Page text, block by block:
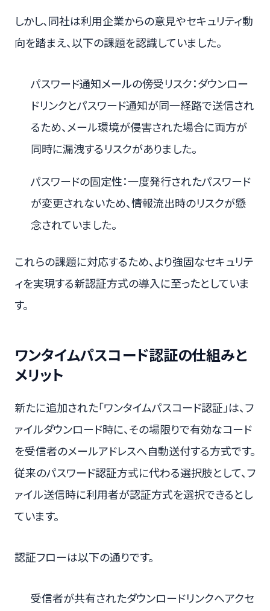
しかし、同社は利用企業からの意見やセキュリティ動
向を踏まえ、以下の課題を認識していました。
パスワード通知メールの傍受リスク：ダウンロー
ドリンクとパスワード通知が同一経路で送信され
るため、メール環境が侵害された場合に両方が
同時に漏洩するリスクがありました。
パスワードの固定性：一度発行されたパスワード
が変更されないため、情報流出時のリスクが懸
念されていました。
これらの課題に対応するため、より強固なセキュリテ
ィを実現する新認証方式の導入に至ったとしていま
す。
ワンタイムパスコード認証の仕組みと
メリット
新たに追加された「ワンタイムパスコード認証」は、フ
ァイルダウンロード時に、その場限りで有効なコード
を受信者のメールアドレスへ自動送付する方式です。
従来のパスワード認証方式に代わる選択肢として、フ
ァイル送信時に利用者が認証方式を選択できるとし
ています。
認証フローは以下の通りです。
受信者が共有されたダウンロードリンクへアクセ